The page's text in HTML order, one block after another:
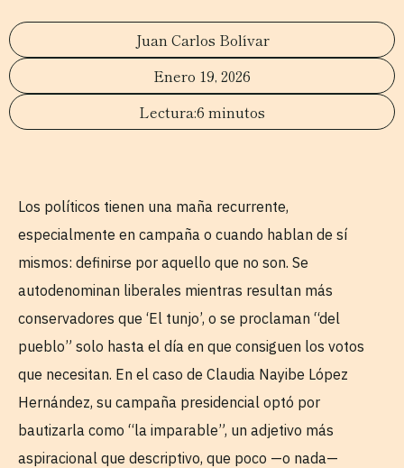
Juan Carlos Bolívar
Enero 19, 2026
6 minutos
Los políticos tienen una maña recurrente,
especialmente en campaña o cuando hablan de sí
mismos: definirse por aquello que no son. Se
autodenominan liberales mientras resultan más
conservadores que ‘El tunjo’, o se proclaman “del
pueblo” solo hasta el día en que consiguen los votos
que necesitan. En el caso de Claudia Nayibe López
Hernández, su campaña presidencial optó por
bautizarla como “la imparable”, un adjetivo más
aspiracional que descriptivo, que poco —o nada—